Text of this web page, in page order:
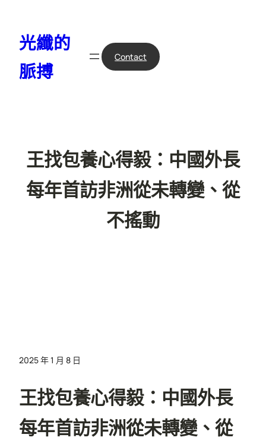
光纖的
脈搏
Contact
王找包養心得毅：中國外長
每年首訪非洲從未轉變、從
不搖動
2025 年 1 月 8 日
王找包養心得毅：中國外長
每年首訪非洲從未轉變、從